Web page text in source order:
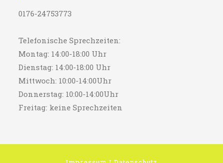
0176-24753773
Telefonische Sprechzeiten:
Montag: 14:00-18:00 Uhr
Dienstag: 14:00-18:00 Uhr
Mittwoch: 10:00-14:00Uhr
Donnerstag: 10:00-14:00Uhr
Freitag: keine Sprechzeiten